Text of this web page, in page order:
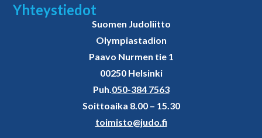
Yhteystiedot
Suomen Judoliitto
Olympiastadion
Paavo Nurmen tie 1
00250 Helsinki
Puh. 050-384 7563
Soittoaika 8.00 – 15.30
toimisto@judo.fi